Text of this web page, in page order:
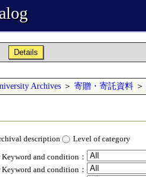
Details
Archives ＞ 寄贈・寄託資料 ＞
description Level of category
Keyword and condition：
Keyword and condition：